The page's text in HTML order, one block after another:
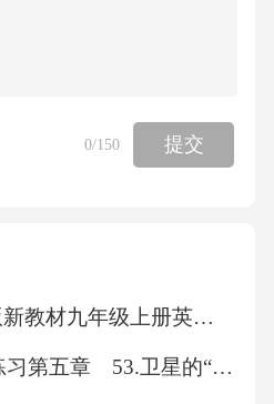
个馆都参观的有18人。
（2）请你提出一个数学
失误，报废了1吨，那么
铁厂多少吨钢材？6．足
（1）排球的个数是足
0/150 提交
2026年秋人教版新教材九年级上册英语Unit 7单元测试A卷（含答案）
高中物理 加强练习第五章 53.卫星的“追及相遇”问题